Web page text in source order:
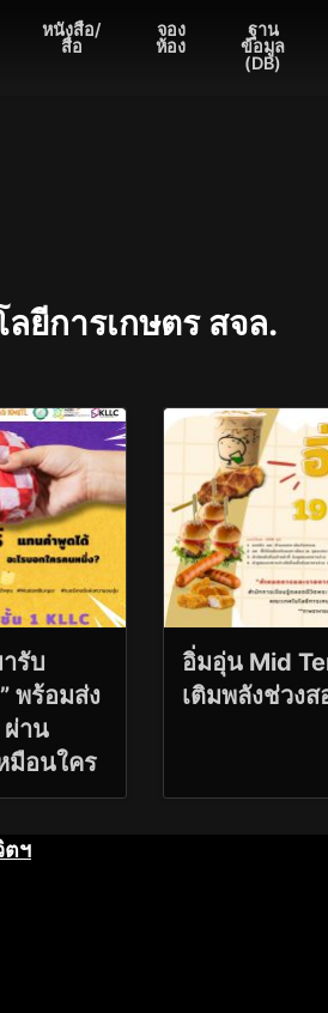
หนังสือ/
สื่อ
จอง
ห้อง
ฐาน
ข้อมูล
(DB)
ยีการเกษตร สจล.
รับ
พร้อมส่ง
ผ่าน
มือนใคร
อิ่มอุ่น Mid
เติมพลังช่วง
ตฯ